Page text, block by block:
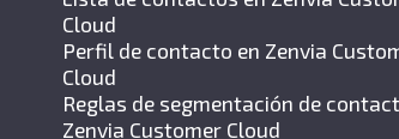
Cloud
Perfil de contacto en Zenvia
Cloud
Reglas de segmentación de
Zenvia Customer Cloud